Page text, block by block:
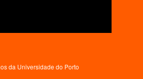
da Universidade do Porto